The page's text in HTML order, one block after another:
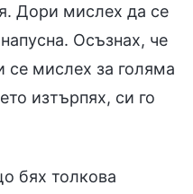
Дори мислех да се
Осъзнах, че
се мислех за голяма
изтърпях, си го
бях толкова